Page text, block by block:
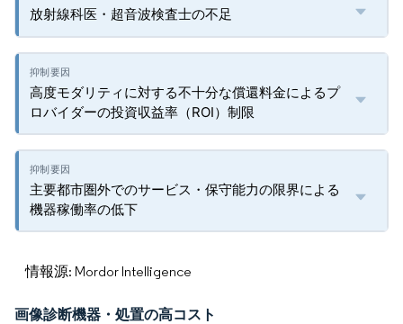
放射線科医・超音波検査士の不足
高度モダリティに対する不十分な償還料金によるプ
ロバイダーの投資収益率（ROI）制限
主要都市圏外でのサービス・保守能力の限界による
機器稼働率の低下
情報源: Mordor Intelligence
画像診断機器・処置の高コスト